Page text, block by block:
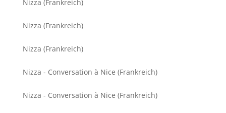
Nizza (Frankreich)
Nizza (Frankreich)
Nizza (Frankreich)
Nizza - Conversation à Nice (Frankreich)
Nizza - Conversation à Nice (Frankreich)